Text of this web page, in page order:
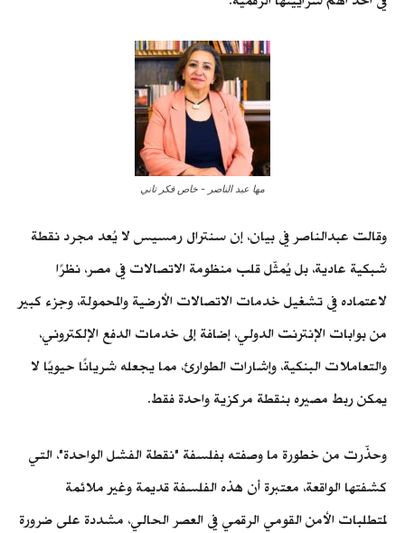
مها عبد الناصر - خاص فكر تاني
وقالت عبدالناصر في بيان، إن سنترال رمسيس لا يُعد مجرد نقطة
شبكية عادية، بل يُمثّل قلب منظومة الاتصالات في مصر، نظرًا
لاعتماده في تشغيل خدمات الاتصالات الأرضية والمحمولة، وجزء كبير
من بوابات الإنترنت الدولي، إضافة إلى خدمات الدفع الإلكتروني،
والتعاملات البنكية، وإشارات الطوارئ، مما يجعله شريانًا حيويًا لا
يمكن ربط مصيره بنقطة مركزية واحدة فقط.
وحذّرت من خطورة ما وصفته بفلسفة "نقطة الفشل الواحدة"، التي
كشفتها الواقعة، معتبرة أن هذه الفلسفة قديمة وغير ملائمة
لمتطلبات الأمن القومي الرقمي في العصر الحالي، مشددة على ضرورة